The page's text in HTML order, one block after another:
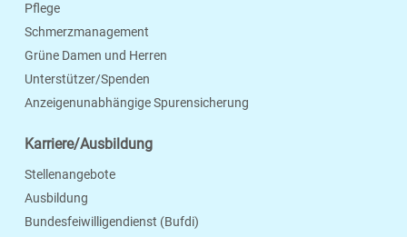
Pflege
Schmerzmanagement
Grüne Damen und Herren
Unterstützer/Spenden
Anzeigenunabhängige Spurensicherung
Karriere/Ausbildung
Stellenangebote
Ausbildung
Bundesfeiwilligendienst (Bufdi)